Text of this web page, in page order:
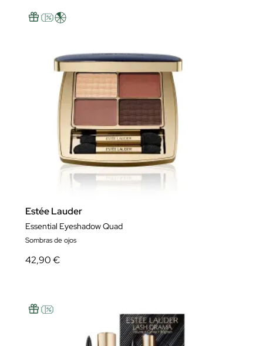
Estée Lauder
Essential Eyeshadow Quad
Sombras de ojos
42,90 €